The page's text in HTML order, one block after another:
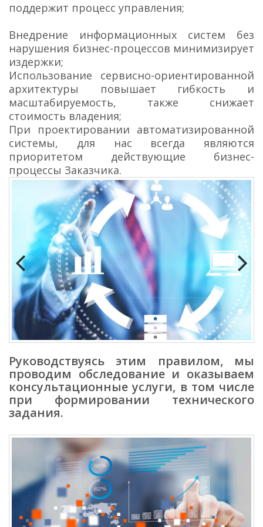
поддержит процесс управления;
Внедрение информационных систем без
нарушения бизнес-процессов минимизирует
издержки;
Использование сервисно-ориентированной
архитектуры повышает гибкость и
масштабируемость, также снижает
стоимость владения;
При проектировании автоматизированной
системы, для нас всегда являются
приоритетом действующие бизнес-
процессы Заказчика.
Previous Next
Руководствуясь этим правилом, мы
проводим обследование и оказываем
консультационные услуги, в том числе
при формировании технического
задания.